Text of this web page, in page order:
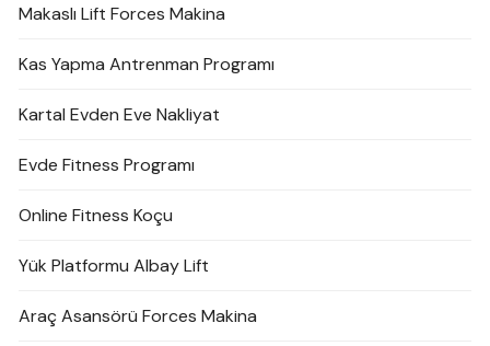
Makaslı Lift Forces Makina
Kas Yapma Antrenman Programı
Kartal Evden Eve Nakliyat
Evde Fitness Programı
Online Fitness Koçu
Yük Platformu Albay Lift
Araç Asansörü Forces Makina